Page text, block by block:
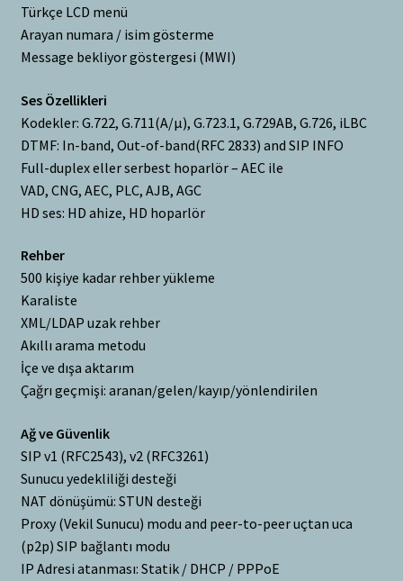
Türkçe LCD menü
Arayan numara / isim gösterme
Message bekliyor göstergesi (MWI)
Ses Özellikleri
Kodekler: G.722, G.711(A/μ), G.723.1, G.729AB, G.726, iLBC
DTMF: In-band, Out-of-band(RFC 2833) and SIP INFO
Full-duplex eller serbest hoparlör – AEC ile
VAD, CNG, AEC, PLC, AJB, AGC
HD ses: HD ahize, HD hoparlör
Rehber
500 kişiye kadar rehber yükleme
Karaliste
XML/LDAP uzak rehber
Akıllı arama metodu
İçe ve dışa aktarım
Çağrı geçmişi: aranan/gelen/kayıp/yönlendirilen
Ağ ve Güvenlik
SIP v1 (RFC2543), v2 (RFC3261)
Sunucu yedekliliği desteği
NAT dönüşümü: STUN desteği
Proxy (Vekil Sunucu) modu and peer-to-peer uçtan uca
(p2p) SIP bağlantı modu
IP Adresi atanması: Statik / DHCP / PPPoE